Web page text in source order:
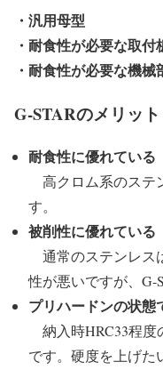
・汎用母型
・耐食性が必要な取付
・耐食性が必要な機械
G-STARのメリット
耐食性に優れている
高クロム系のステ
す。
被削性に優れている
通常のステンレス
性が悪いですが、G-
プリハードンの状態
納入時HRC33程度
です。硬度を上げた